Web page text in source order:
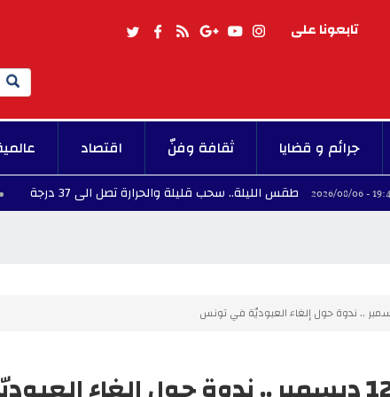
تابعونا على
Search
جرائم و قضايا ثقافة وفنّ اقتصاد
طقس الليلة.. سحب قليلة والحرارة تصل الى 37 درجة 19:06 - 2026/08/06